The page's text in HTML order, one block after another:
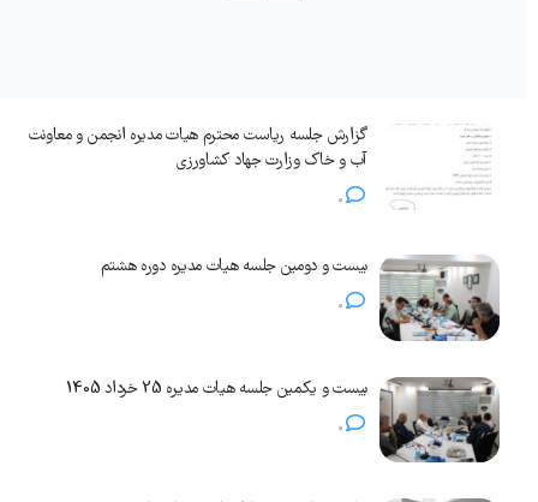
گزارش جلسه ریاست محترم هیات مدیره انجمن و معاونت
آب و خاک وزارت جهاد کشاورزی
0
بیست و دومین جلسه هیات مدیره دوره هشتم
0
بیست و یکمین جلسه هیات مدیره 25 خرداد 1405
0